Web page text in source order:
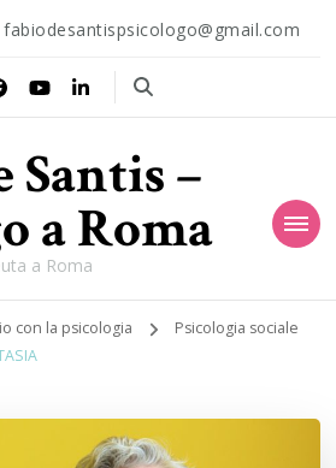
fabiodesantispsicologo@gmail.com
Santis –
a Roma
a Roma
con la psicologia
Psicologia sociale